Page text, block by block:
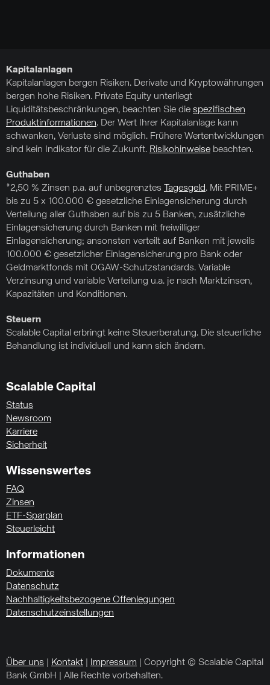
Kapitalanlagen
Kapitalanlagen bergen Risiken. Derivate und Kryptowährungen
bergen hohe Risiken. Private Equity unterliegt
Liquiditätsbeschränkungen, beachten Sie die spezifischen
Produktinformationen. Der Wert Ihrer Kapitalanlage kann
schwanken, Verluste sind möglich. Frühere Wertentwicklungen
sind kein Indikator für die Zukunft. Risikohinweise beachten.
Guthaben
*2,50 % Zinsen p.a. auf unbegrenztes
Tagesgeld. Mit PRIME+
bis zu 5 x 100.000 € gesetzliche Einlagensicherung durch
Verteilung aller Guthaben auf bis zu 5 Banken, zusätzliche
Einlagensicherung durch Banken mit freiwilliger
Einlagensicherung; ansonsten verteilt auf Banken mit jeweils
100.000 € gesetzlicher Einlagensicherung pro Bank oder
Geldmarktfonds mit OGAW-Schutzstandards. Variable
Verzinsung und variable Verteilung u.a. je nach Marktzinsen,
Kapazitäten und Konditionen.
Steuern
Scalable Capital erbringt keine Steuerberatung. Die steuerliche
Behandlung ist individuell und kann sich ändern.
Scalable Capital
Status
Newsroom
Karriere
Sicherheit
Wissenswertes
FAQ
Zinsen
ETF-Sparplan
Steuerleicht
Informationen
Dokumente
Datenschutz
Nachhaltigkeitsbezogene Offenlegungen
Datenschutzeinstellungen
Über uns Kontakt Impressum | Copyright © Scalable Capital
Bank GmbH | Alle Rechte vorbehalten.